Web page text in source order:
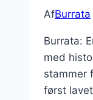
AfBurrata
Burrata:
med
stammer
først